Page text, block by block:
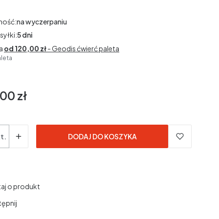
na wyczerpaniu
5 dni
od 120,00 zł- Geodis ćwierć paleta
zł
VAT
DODAJ DO KOSZYKA
o produkt